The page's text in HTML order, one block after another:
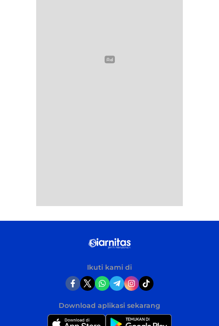
Ikuti kami di
Download aplikasi sekarang